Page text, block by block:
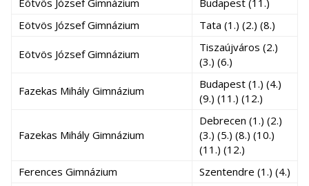
Eötvös József Gimnázium
Budapest (11.)
Eötvös József Gimnázium
Tata (1.) (2.) (8.)
Eötvös József Gimnázium
Tiszaújváros (2.)
(3.) (6.)
Fazekas Mihály Gimnázium
Budapest (1.) (4.)
(9.) (11.) (12.)
Fazekas Mihály Gimnázium
Debrecen (1.) (2.)
(3.) (5.) (8.) (10.)
(11.) (12.)
Ferences Gimnázium
Szentendre (1.) (4.)